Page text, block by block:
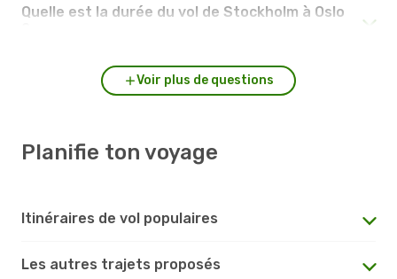
Quelle est la durée du vol de Stockholm à Oslo
Voir plus de questions
Planifie ton voyage
Itinéraires de vol populaires
Les autres trajets proposés